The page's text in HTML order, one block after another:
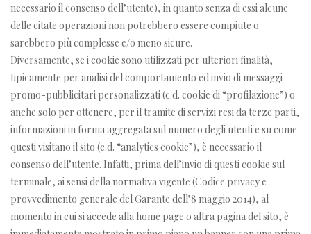
necessario il consenso dell’utente), in quanto senza di essi alcune
delle citate operazioni non potrebbero essere compiute o
sarebbero più complesse e/o meno sicure.
Diversamente, se i cookie sono utilizzati per ulteriori finalità,
tipicamente per analisi del comportamento ed invio di messaggi
promo-pubblicitari personalizzati (c.d. cookie di “profilazione”) o
anche solo per ottenere, per il tramite di servizi resi da terze parti,
informazioni in forma aggregata sul numero degli utenti e su come
questi visitano il sito (c.d. “analytics cookie”), è necessario il
consenso dell’utente. Infatti, prima dell’invio di questi cookie sul
terminale, ai sensi della normativa vigente (Codice privacy e
provvedimento generale del Garante dell’8 maggio 2014), al
momento in cui si accede alla home page o altra pagina del sito, è